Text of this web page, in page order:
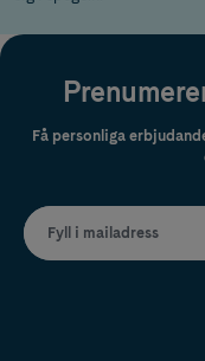
Få personliga
Fyll i mailadress